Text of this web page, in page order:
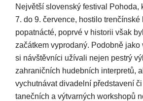
Největší slovenský festival Pohoda,
7. do 9. července, hostilo trenčínské
popatnácté, poprvé v historii však
začátkem vyprodaný. Podobně jako
si návštěvníci užívali nejen pestrý
zahraničních hudebních interpretů,
vychutnávat divadelní představení
tanečních a výtvarných workshopů